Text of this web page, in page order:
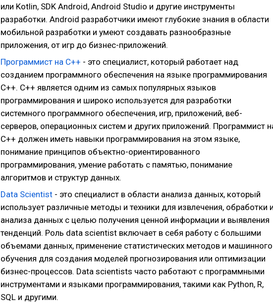
или Kotlin, SDK Android, Android Studio и другие инструменты
разработки. Android разработчики имеют глубокие знания в области
мобильной разработки и умеют создавать разнообразные
приложения, от игр до бизнес-приложений.
Программист на С++ - это специалист, который работает над
созданием программного обеспечения на языке программирования
C++. C++ является одним из самых популярных языков
программирования и широко используется для разработки
системного программного обеспечения, игр, приложений, веб-
серверов, операционных систем и других приложений. Программист
C++ должен иметь навыки программирования на этом языке,
понимание принципов объектно-ориентированного
программирования, умение работать с памятью, понимание
алгоритмов и структур данных.
Data Scientist - это специалист в области анализа данных, который
использует различные методы и техники для извлечения, обработки
анализа данных с целью получения ценной информации и выявления
тенденций. Роль data scientist включает в себя работу с большими
объемами данных, применение статистических методов и машинного
обучения для создания моделей прогнозирования или оптимизации
бизнес-процессов. Data scientists часто работают с программными
инструментами и языками программирования, такими как Python, R,
SQL и другими.